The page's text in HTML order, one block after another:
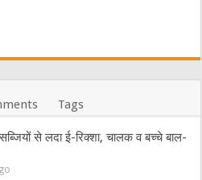
Tags
से लदा ई-रिक्शा, चालक व बच्चे बाल-